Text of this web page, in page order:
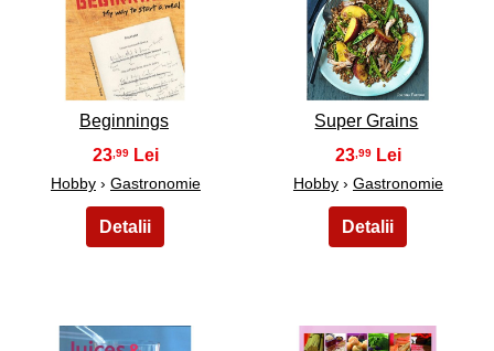
25
Beginnings
23 ,99
Hobby› Gastronomie
26
Super Grains
23 ,99
Hobby› Gastronomie